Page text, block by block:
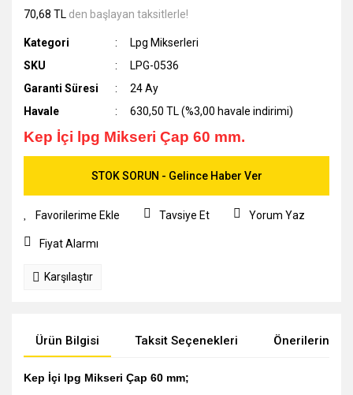
70,68 TL den başlayan taksitlerle!
Kategori
Lpg Mikserleri
SKU
LPG-0536
Garanti Süresi
24 Ay
Havale
630,50 TL (%3,00 havale indirimi)
Kep İçi lpg Mikseri Çap 60 mm.
STOK SORUN - Gelince Haber Ver
Tavsiye Et Yorum Yaz
Fiyat Alarmı
Karşılaştır
Ürün Bilgisi Taksit Seçenekleri Önerileriniz
Kep İçi lpg Mikseri Çap 60 mm;